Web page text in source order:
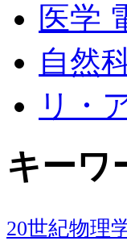
医学
自然
リ・
キーワ
20世紀物理